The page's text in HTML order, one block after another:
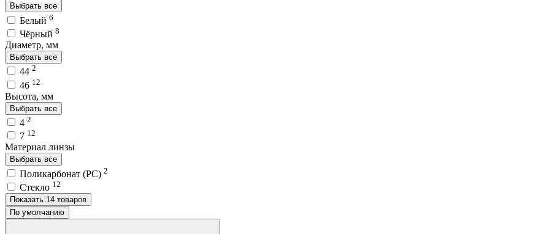
Выбрать все
Белый 6
Чёрный 8
Диаметр, мм
Выбрать все
44 2
46 12
Высота, мм
Выбрать все
4 2
7 12
Материал линзы
Выбрать все
Поликарбонат (PC) 2
Стекло 12
Показать 14 товаров
По умолчанию